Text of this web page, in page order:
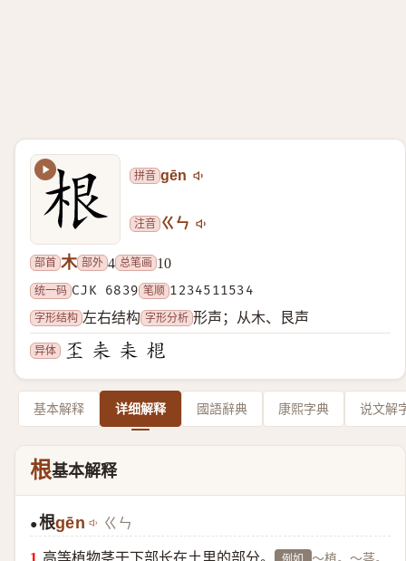
拼音 gēn
注音 ㄍㄣ
部首 木 部外 4 总笔画 10
统一码 CJK 6839 笔顺 1234511534
字形结构 左右结构 字形分析 形声；从木、艮声
异体
基本解释 详细解释 國語辭典 康熙字典 说文解
根基本解释
●根gēn ㄍㄣ